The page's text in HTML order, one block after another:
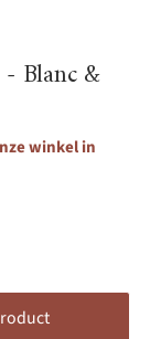
Blanc &
winkel in